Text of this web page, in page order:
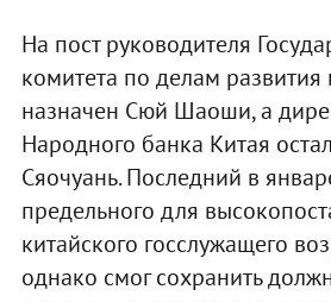
На пост руководителя
комитета по делам
назначен Сюй Шаоши, а
Народного банка Китая
Сяочуань. Последний в
предельного для
китайского госслужащего
однако смог сохранить